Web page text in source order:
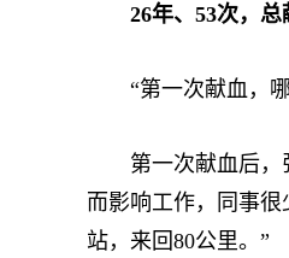
26年、53次，
“第一次献血，哪
第一次献血后，张
而影响工作，同事
站，来回80公里。”